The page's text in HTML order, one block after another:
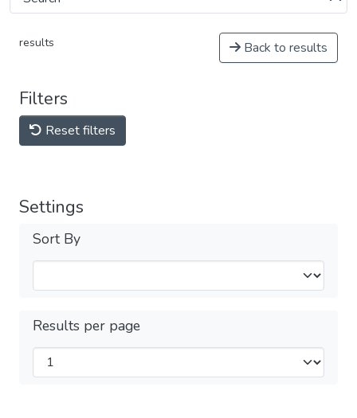
results Back to results
Filters
Reset filters
Settings
Sort By
Results per page